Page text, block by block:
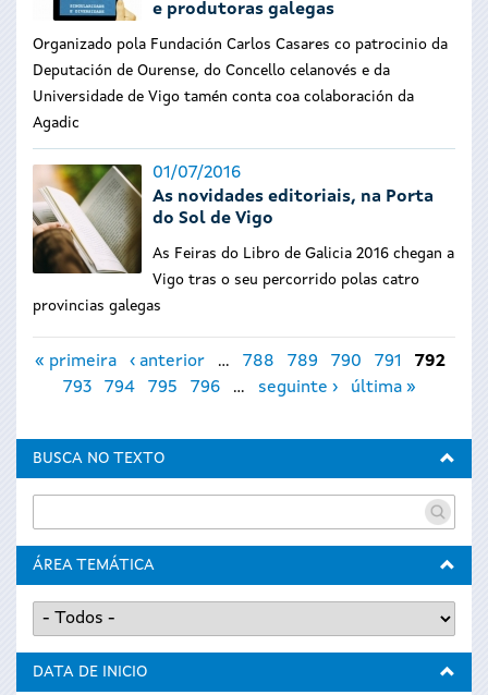
e produtoras galegas
Organizado pola Fundación Carlos Casares co patrocinio da
Deputación de Ourense, do Concello celanovés e da
Universidade de Vigo tamén conta coa colaboración da
Agadic
01/07/2016
As novidades editoriais, na Porta
do Sol de Vigo
As Feiras do Libro de Galicia 2016 chegan a
Vigo tras o seu percorrido polas catro
provincias galegas
Páxinas
« primeira ‹ anterior … 788 789 790 791
792
793
794 795 796 … seguinte › última »
BUSCA NO TEXTO
ÁREA TEMÁTICA
DATA DE INICIO